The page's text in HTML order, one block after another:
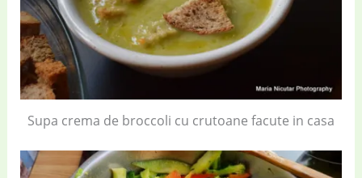
Supa crema de broccoli cu crutoane facute in casa